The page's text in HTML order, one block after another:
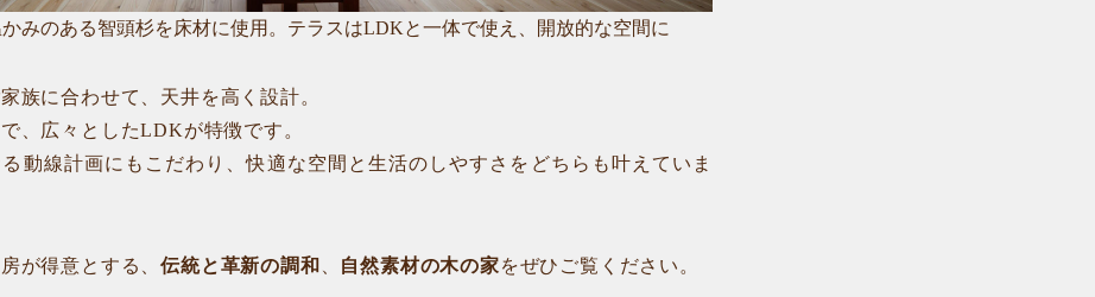
かみのある智頭杉を床材に使用。テラスはLDKと一体で使え、開放的な空間に
族に合わせて、天井を高く設計。
、広々としたLDKが特徴です。
動線計画にもこだわり、快適な空間と生活のしやすさをどちらも叶えていま
が得意とする、伝統と革新の調和 自然素材の木の家をぜひご覧ください。